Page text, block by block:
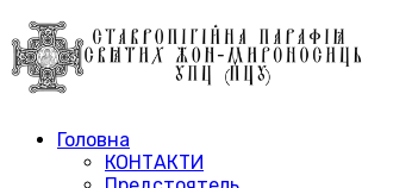
Головна
КОНТАКТИ